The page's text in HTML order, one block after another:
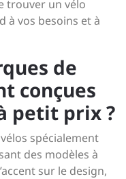
trouver un vélo
à vos besoins et à
de
conçues
petit prix ?
spécialement
des modèles à
sur le design,